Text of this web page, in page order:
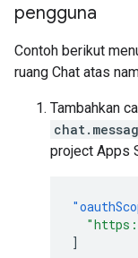
pengguna
Contoh berikut
ruang Chat atas
Tambahkan
project Apps
]